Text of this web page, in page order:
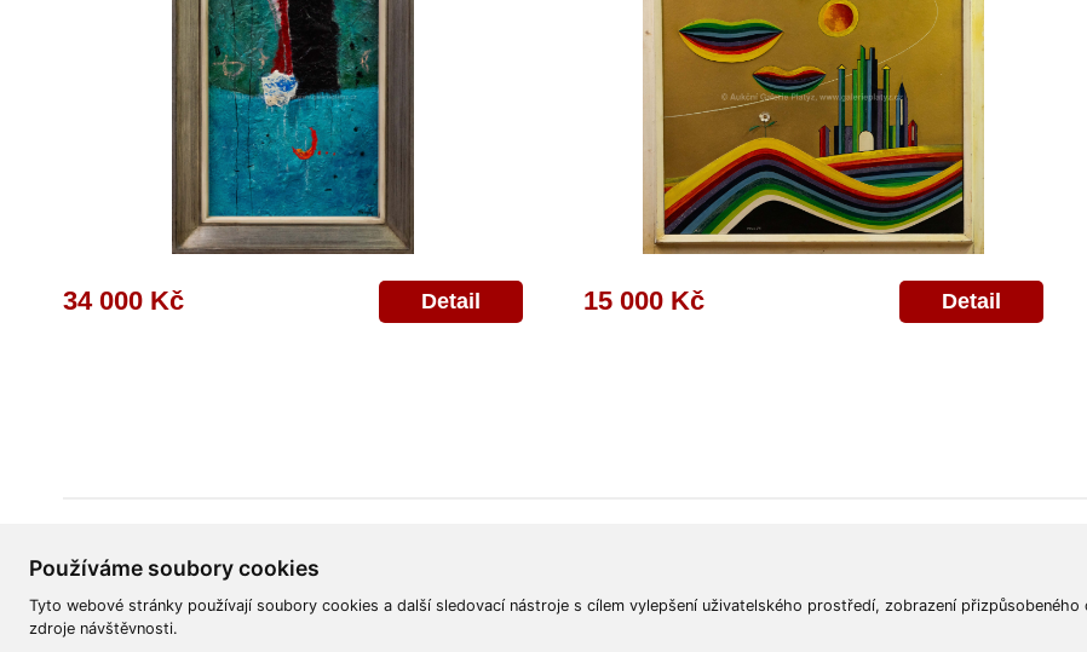
Používáme soubory cookies
Tyto webové stránky používají soubory cookies a další sledovací nástroje s cílem vylepšení uživatelského prostředí, zobrazení
zdroje návštěvnosti.
34 000 Kč Detail 15 000 Kč Detail